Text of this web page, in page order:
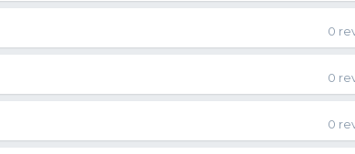
0
0
0